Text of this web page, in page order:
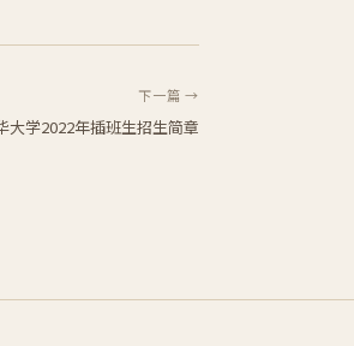
下一篇 →
大学2022年插班生招生简章